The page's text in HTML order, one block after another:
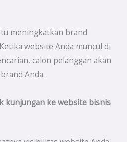
meningkatkan brand
website Anda muncul di
calon pelanggan akan
Anda.
kunjungan ke website bisnis